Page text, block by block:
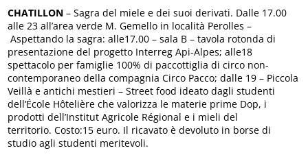
CHATILLON – Sagra del miele e dei suoi derivati. Dalle 17.00
alle 23 all’area verde M. Gemello in località Perolles –
Aspettando la sagra: alle17.00 – sala B – tavola rotonda di
presentazione del progetto Interreg Api-Alpes; alle18
spettacolo per famiglie 100% di paccottiglia di circo non-
contemporaneo della compagnia Circo Pacco; dalle 19 – Piccola
Veillà e antichi mestieri – Street food ideato dagli studenti
dell’École Hôtelière che valorizza le materie prime Dop, i
prodotti dell’Institut Agricole Régional e i mieli del
territorio. Costo:15 euro. Il ricavato è devoluto in borse di
studio agli studenti meritevoli.